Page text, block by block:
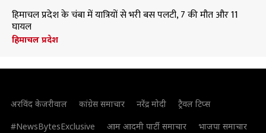
हिमाचल प्रदेश के चंबा में यात्रियों से भरी बस पलटी, 7 की मौत और 11
घायल
हिमाचल प्रदेश
अरविंद केजरीवाल कांग्रेस समाचार नरेंद्र मोदी
ट्रैवल टिप्स
#NewsBytesExclusive
आम आदमी पार्टी समाचार भाजपा समाचार